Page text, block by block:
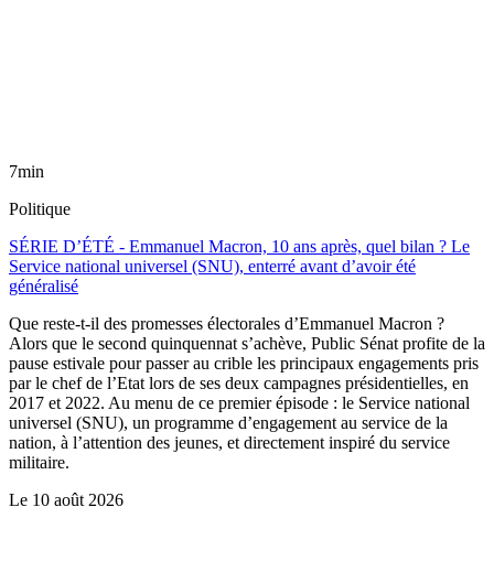
7min
Politique
SÉRIE D’ÉTÉ - Emmanuel Macron, 10 ans après, quel bilan ? Le
Service national universel (SNU), enterré avant d’avoir été
généralisé
Que reste-t-il des promesses électorales d’Emmanuel Macron ?
Alors que le second quinquennat s’achève, Public Sénat profite de la
pause estivale pour passer au crible les principaux engagements pris
par le chef de l’Etat lors de ses deux campagnes présidentielles, en
2017 et 2022. Au menu de ce premier épisode : le Service national
universel (SNU), un programme d’engagement au service de la
nation, à l’attention des jeunes, et directement inspiré du service
militaire.
Le 10 août 2026